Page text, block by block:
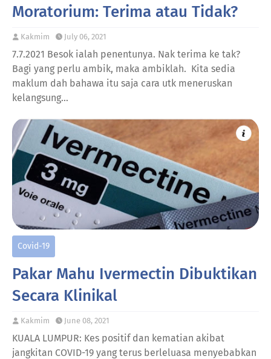
Moratorium: Terima atau Tidak?
Kakmim July 06, 2021
7.7.2021 Besok ialah penentunya. Nak terima ke tak?
Bagi yang perlu ambik, maka ambiklah. Kita sedia
maklum dah bahawa itu saja cara utk meneruskan
kelangsung…
Covid-19
Pakar Mahu Ivermectin Dibuktikan
Secara Klinikal
Kakmim June 08, 2021
KUALA LUMPUR: Kes positif dan kematian akibat
jangkitan COVID-19 yang terus berleluasa menyebabkan